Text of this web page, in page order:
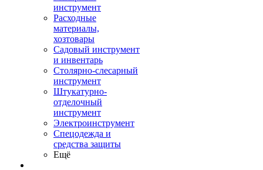
инструмент
Расходные
материалы,
хозтовары
Садовый инструмент
и инвентарь
Столярно-слесарный
инструмент
Штукатурно-
отделочный
инструмент
Электроинструмент
Спецодежда и
средства защиты
Ещё